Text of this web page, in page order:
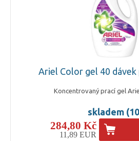
Ariel Color gel 40 dávek
Koncentrovaný prací gel
skladem
284,80 Kč
11,89 EUR